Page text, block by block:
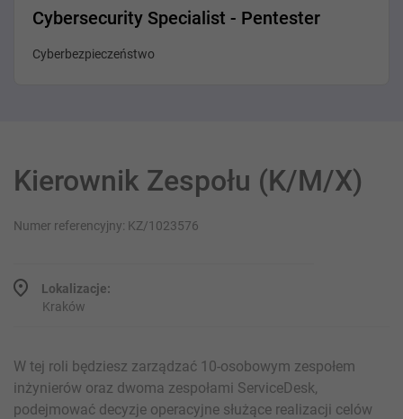
Cybersecurity Specialist - Pentester
Cyberbezpieczeństwo
Kierownik Zespołu (K/M/X)
Numer referencyjny: KZ/1023576
Lokalizacje:
Kraków
W tej roli będziesz zarządzać 10-osobowym zespołem
inżynierów oraz dwoma zespołami ServiceDesk,
podejmować decyzje operacyjne służące realizacji celów